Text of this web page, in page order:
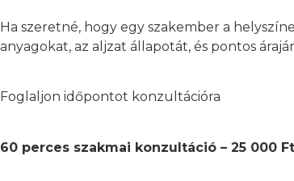
Ha szeretné, hogy egy szakember a
anyagokat, az aljzat állapotát, és pontos
Foglaljon időpontot konzultációra
60 perces szakmai konzultáció – 25 000 Ft